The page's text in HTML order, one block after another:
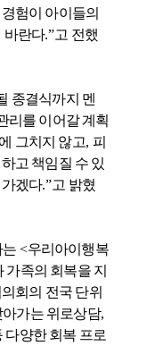
험이 아이들의
바란다.”고 전했
종결식까지 멘
리를 이어갈 계획
그치지 않고, 피
고 책임질 수 있
겠다.”고 밝혔
는 <우리아이행복
족의 회복을 지
회의 전국 단위
가는 위로상담,
다양한 회복 프로